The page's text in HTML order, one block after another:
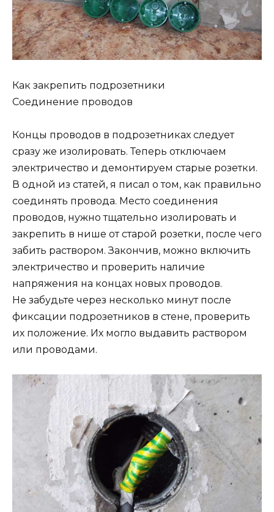
Как закрепить подрозетники
Соединение проводов
Концы проводов в подрозетниках следует
сразу же изолировать. Теперь отключаем
электричество и демонтируем старые розетки.
В одной из статей, я писал о том, как правильно
соединять провода. Место соединения
проводов, нужно тщательно изолировать и
закрепить в нише от старой розетки, после чего
забить раствором. Закончив, можно включить
электричество и проверить наличие
напряжения на концах новых проводов.
Не забудьте через несколько минут после
фиксации подрозетников в стене, проверить
их положение. Их могло выдавить раствором
или проводами.